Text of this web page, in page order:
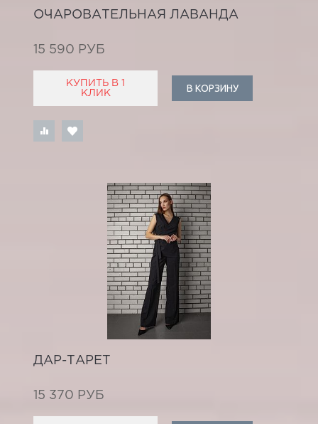
ОЧАРОВАТЕЛЬНАЯ ЛАВАНДА
15 590 РУБ
КУПИТЬ В 1
КЛИК
В КОРЗИНУ
ДАР-ТАРЕТ
15 370 РУБ